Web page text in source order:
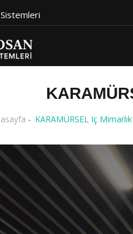
KARAMÜRSEL Iç